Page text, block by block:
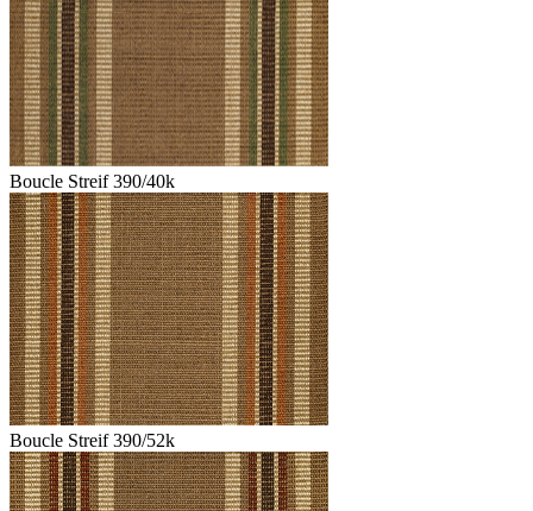
Boucle Streif 390/40k
Boucle Streif 390/52k